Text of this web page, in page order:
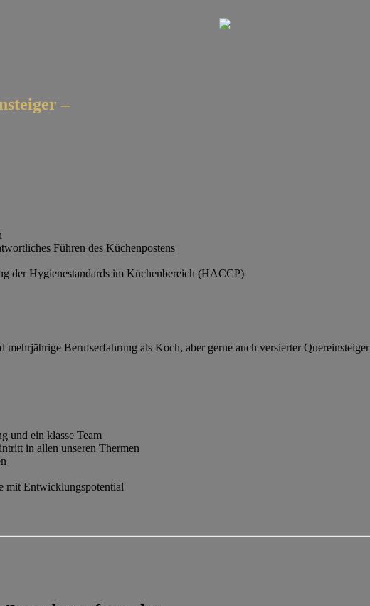
–
Führen des Küchenpostens
der Hygienestandards im Küchenbereich (HACCP)
mehrjährige Berufserfahrung als Koch, aber gerne auch versierter Quereinsteiger
und ein klasse Team
in allen unseren Thermen
mit Entwicklungspotential